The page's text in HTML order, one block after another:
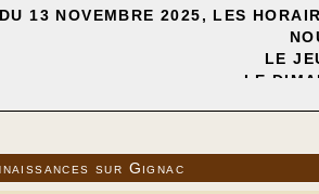
13 NOVEMBRE 2025, LES
LE
LE
2025 - " LA MAISON VIDE "
2025 : " LA NUIT AU COEUR " DE
sur Gignac